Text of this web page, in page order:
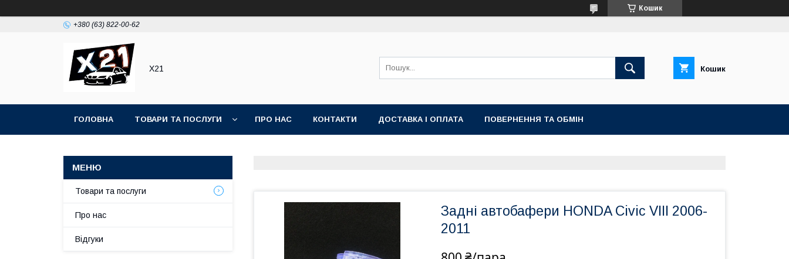
Кошик
+380 (63) 822-00-62
Х21 Кошик
ГОЛОВНА ТОВАРИ ТА ПОСЛУГИ ПРО НАС КОНТАКТИ ДОСТАВКА І ОПЛАТА ПОВЕРНЕННЯ ТА ОБМІН
Задні автобафери HONDA Civic VIII 2006-
2011
Товари та послуги
Про нас
Відгуки